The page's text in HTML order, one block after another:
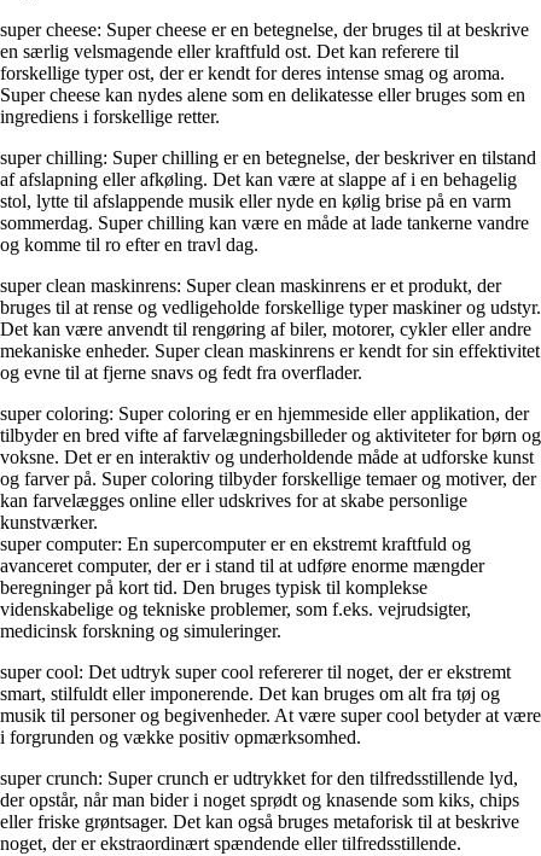
super cheese: Super cheese er en betegnelse, der bruges til at beskrive
en særlig velsmagende eller kraftfuld ost. Det kan referere til
forskellige typer ost, der er kendt for deres intense smag og aroma.
Super cheese kan nydes alene som en delikatesse eller bruges som en
ingrediens i forskellige retter.
super chilling: Super chilling er en betegnelse, der beskriver en tilstand
af afslapning eller afkøling. Det kan være at slappe af i en behagelig
stol, lytte til afslappende musik eller nyde en kølig brise på en varm
sommerdag. Super chilling kan være en måde at lade tankerne vandre
og komme til ro efter en travl dag.
super clean maskinrens: Super clean maskinrens er et produkt, der
bruges til at rense og vedligeholde forskellige typer maskiner og udstyr.
Det kan være anvendt til rengøring af biler, motorer, cykler eller andre
mekaniske enheder. Super clean maskinrens er kendt for sin effektivitet
og evne til at fjerne snavs og fedt fra overflader.
super coloring: Super coloring er en hjemmeside eller applikation, der
tilbyder en bred vifte af farvelægningsbilleder og aktiviteter for børn og
voksne. Det er en interaktiv og underholdende måde at udforske kunst
og farver på. Super coloring tilbyder forskellige temaer og motiver, der
kan farvelægges online eller udskrives for at skabe personlige
kunstværker.
super computer: En supercomputer er en ekstremt kraftfuld og
avanceret computer, der er i stand til at udføre enorme mængder
beregninger på kort tid. Den bruges typisk til komplekse
videnskabelige og tekniske problemer, som f.eks. vejrudsigter,
medicinsk forskning og simuleringer.
super cool: Det udtryk super cool refererer til noget, der er ekstremt
smart, stilfuldt eller imponerende. Det kan bruges om alt fra tøj og
musik til personer og begivenheder. At være super cool betyder at være
i forgrunden og vække positiv opmærksomhed.
super crunch: Super crunch er udtrykket for den tilfredsstillende lyd,
der opstår, når man bider i noget sprødt og knasende som kiks, chips
eller friske grøntsager. Det kan også bruges metaforisk til at beskrive
noget, der er ekstraordinært spændende eller tilfredsstillende.